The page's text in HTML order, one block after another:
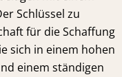
Schlüssel zu
für die Schaffung
sich in einem hohen
einem ständigen